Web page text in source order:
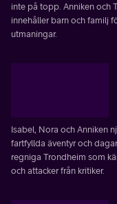
inte på topp. Anniken och
innehåller barn och familj
utmaningar.
Isabel, Nora och Anniken
fartfyllda äventyr och
regniga Trondheim som
och attacker från kritiker.